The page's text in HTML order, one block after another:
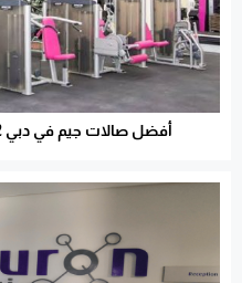
أفضل صالات جيم في دبي 2022 – الأسعار – المواقع